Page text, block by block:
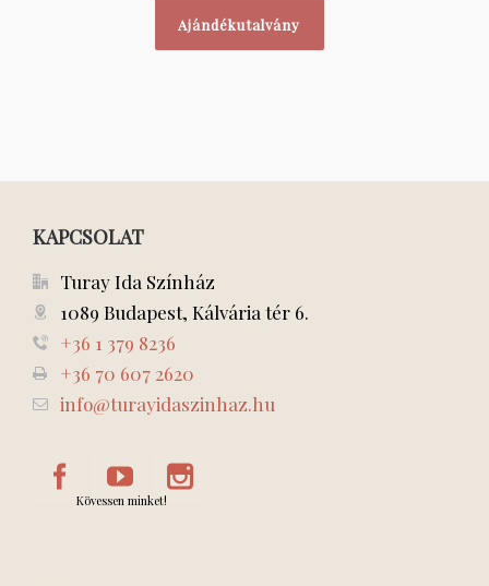
Ajándékutalvány
KAPCSOLAT
Turay Ida Színház
1089 Budapest, Kálvária tér 6.
+36 1 379 8236
+36 70 607 2620
info@turayidaszinhaz.hu
Kövessen minket!